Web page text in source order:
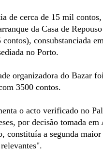
de cerca de 15 mil
da Casa de
consubstanciada
no Porto.
organizadora do Bazar
3500 contos.
o acto verificado no
por decisão tomada
constituía a segunda